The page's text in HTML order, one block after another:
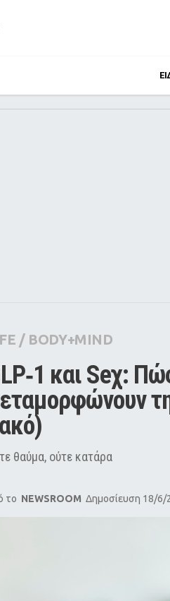
Culture
/ BODY+MIND
και Seχ:
θαύμα, ούτε κατάρα
το NEWSROOM Δημοσίευση 18/6/